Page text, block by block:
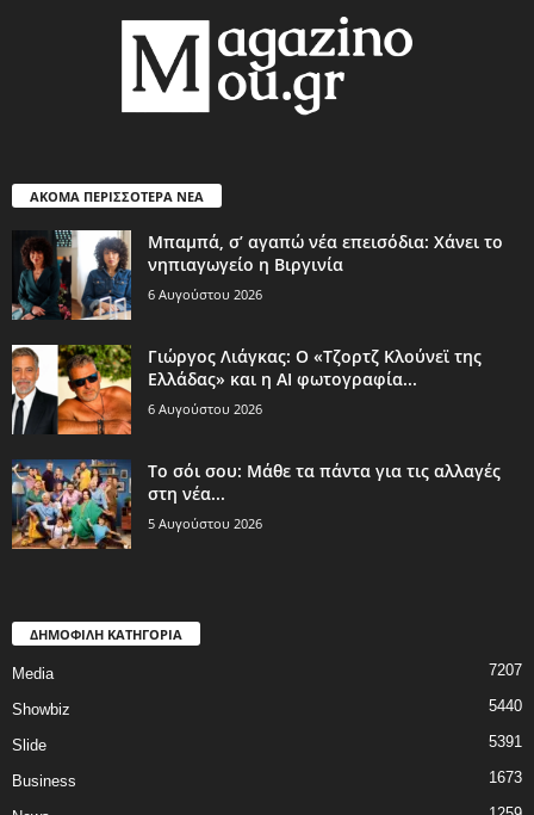
ΑΚΟΜΑ ΠΕΡΙΣΣΟΤΕΡΑ ΝΕΑ
Μπαμπά, σ’ αγαπώ νέα επεισόδια: Χάνει το
νηπιαγωγείο η Βιργινία
6 Αυγούστου 2026
Γιώργος Λιάγκας: Ο «Τζορτζ Κλούνεϊ της
Ελλάδας» και η AI φωτογραφία...
6 Αυγούστου 2026
Το σόι σου: Μάθε τα πάντα για τις αλλαγές
στη νέα...
5 Αυγούστου 2026
ΔΗΜΟΦΙΛΗ ΚΑΤΗΓΟΡΙΑ
Media 7207
Showbiz 5440
Slide 5391
Business 1673